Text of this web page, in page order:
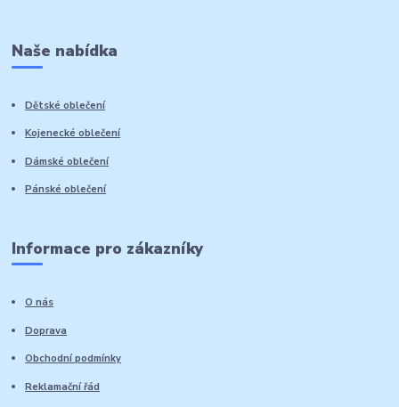
Naše nabídka
Dětské oblečení
Kojenecké oblečení
Dámské oblečení
Pánské oblečení
Informace pro zákazníky
O nás
Doprava
Obchodní podmínky
Reklamační řád